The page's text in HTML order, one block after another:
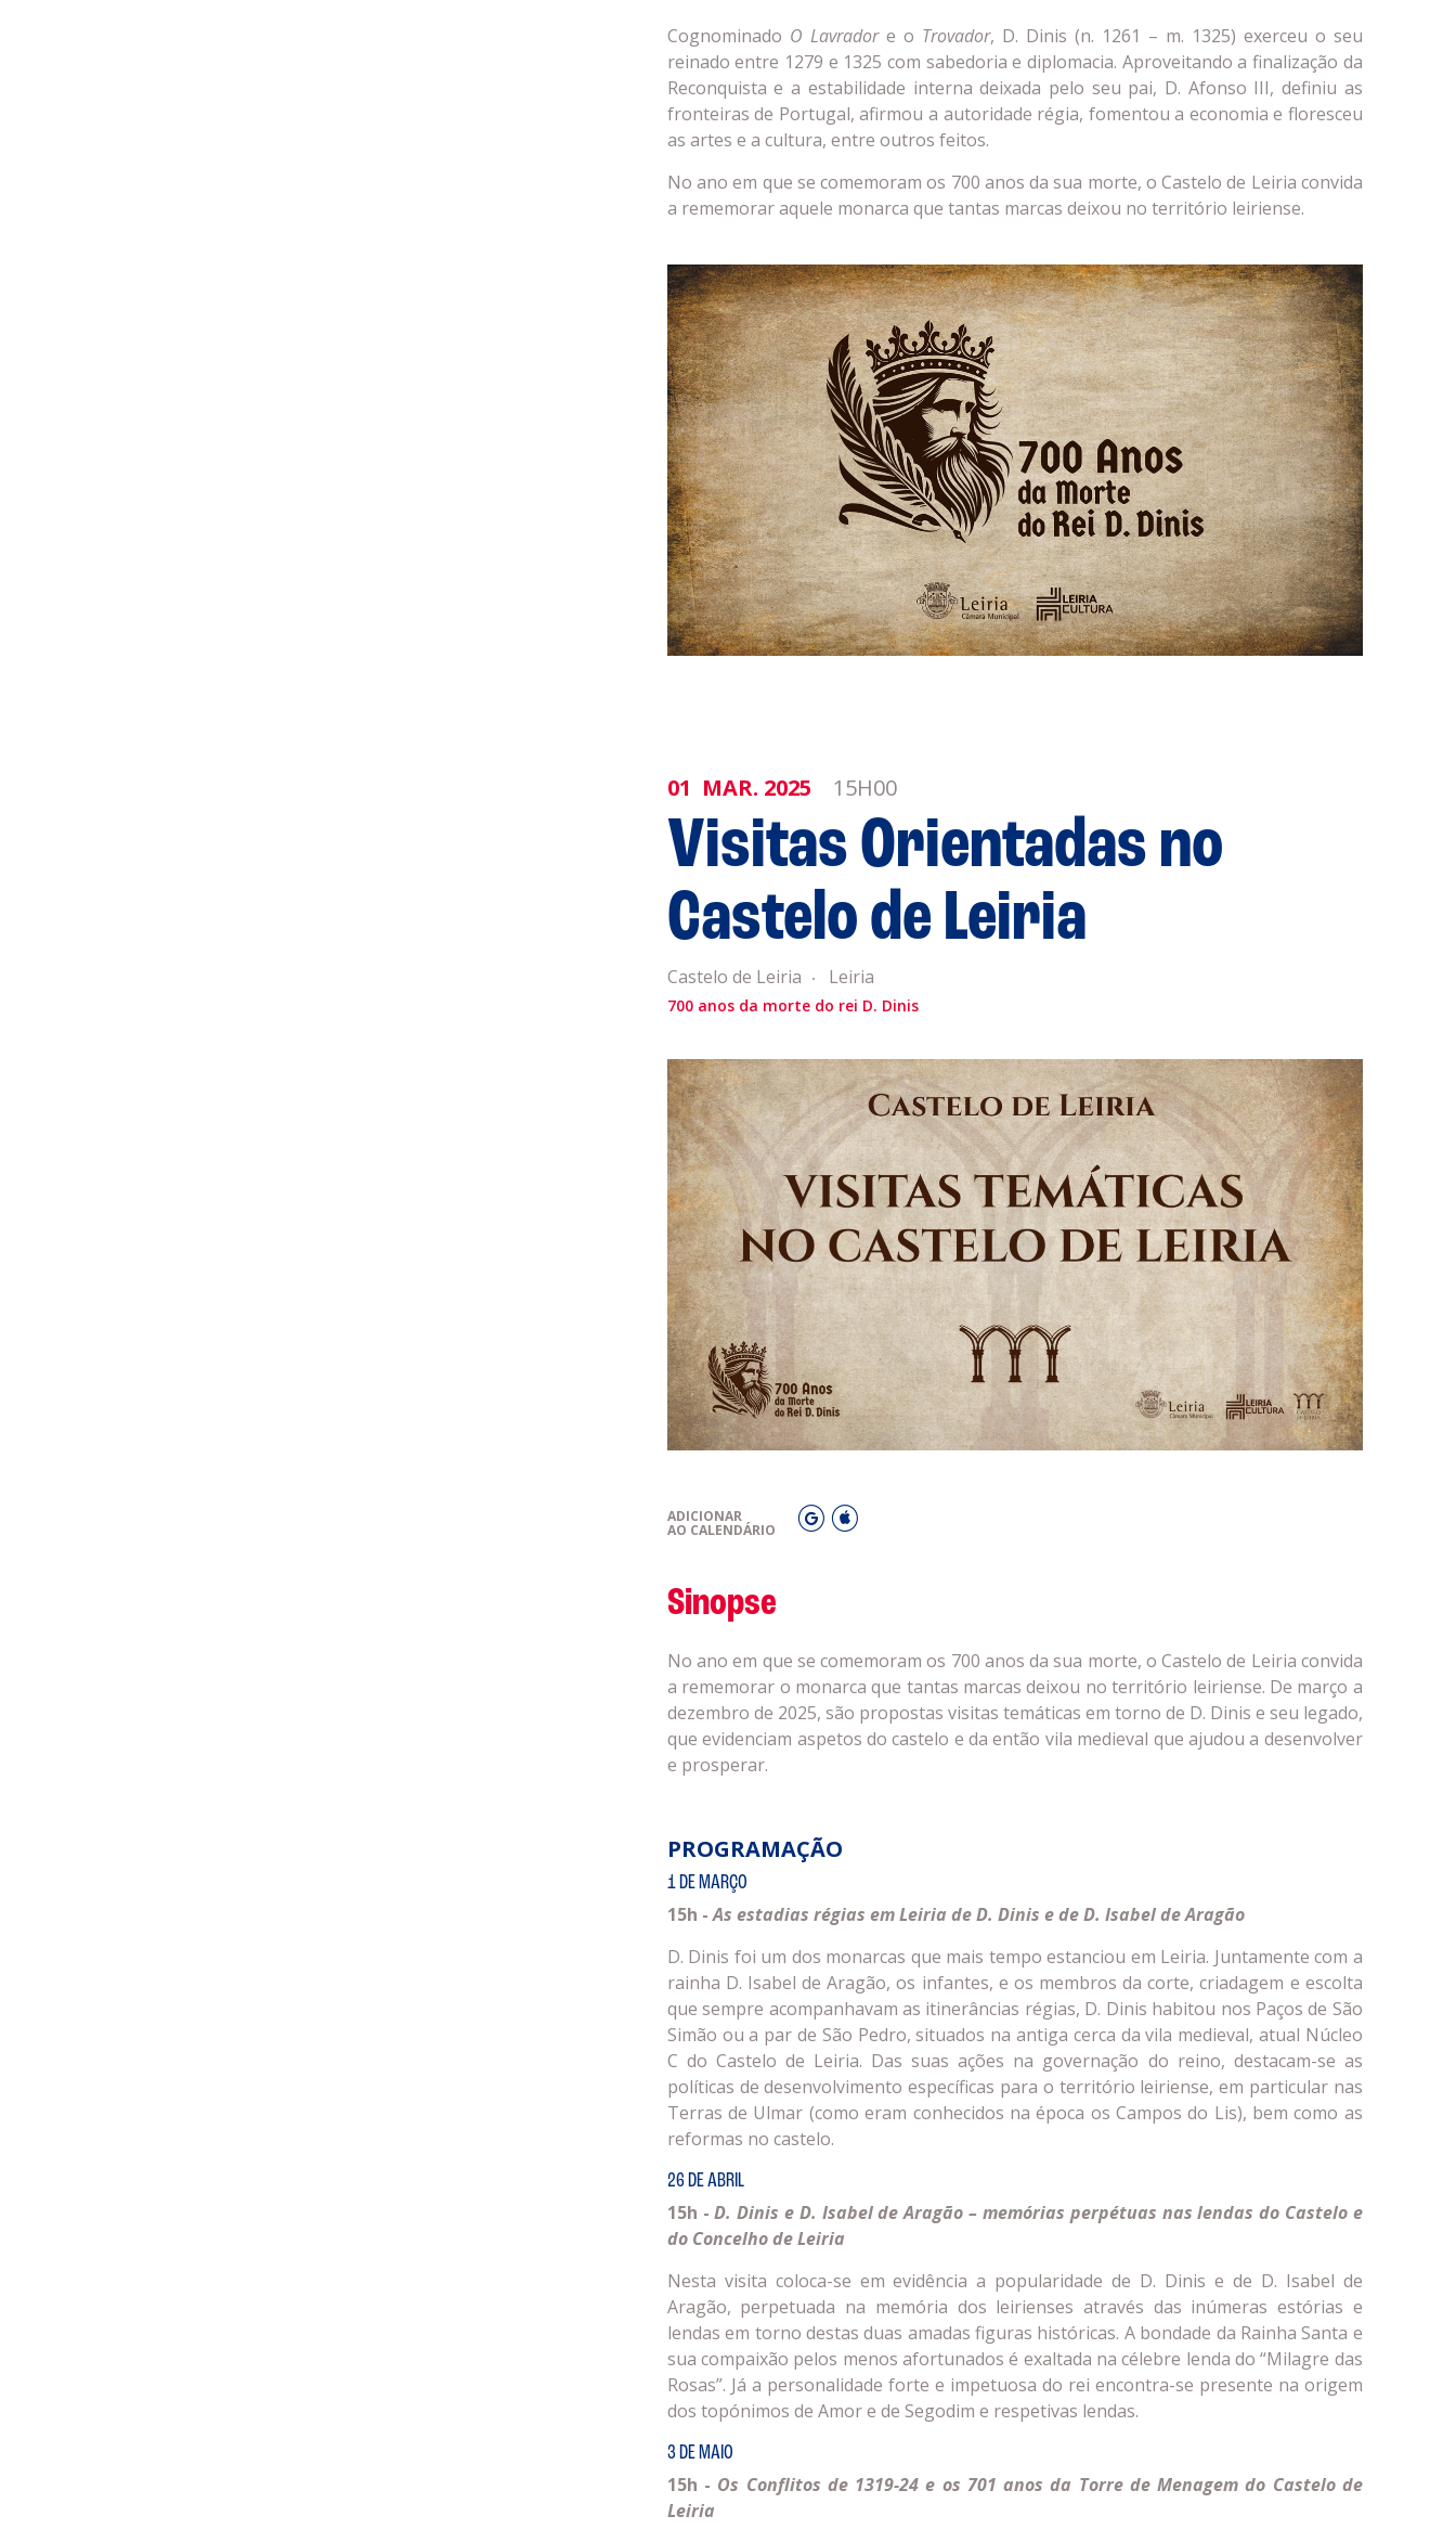
Cognominado O Lavrador e o Trovador, D. Dinis (n. 1261 – m. 1325) exerceu o seu
reinado entre 1279 e 1325 com sabedoria e diplomacia. Aproveitando a finalização da
Reconquista e a estabilidade interna deixada pelo seu pai, D. Afonso III, definiu as
fronteiras de Portugal, afirmou a autoridade régia, fomentou a economia e floresceu
as artes e a cultura, entre outros feitos.
No ano em que se comemoram os 700 anos da sua morte, o Castelo de Leiria convida
a rememorar aquele monarca que tantas marcas deixou no território leiriense.
01 MAR. 2025 15H00
Visitas Orientadas no
Castelo de Leiria
Castelo de Leiria Leiria
700 anos da morte do rei D. Dinis
ADICIONAR
AO CALENDÁRIO
Sinopse
No ano em que se comemoram os 700 anos da sua morte, o Castelo de Leiria convida
a rememorar o monarca que tantas marcas deixou no território leiriense. De março a
dezembro de 2025, são propostas visitas temáticas em torno de D. Dinis e seu legado,
que evidenciam aspetos do castelo e da então vila medieval que ajudou a desenvolver
e prosperar.
PROGRAMAÇÃO
1 DE MARÇO
15h -As estadias régias em Leiria de D. Dinis e de D. Isabel de Aragão
D. Dinis foi um dos monarcas que mais tempo estanciou em Leiria. Juntamente com a
rainha D. Isabel de Aragão, os infantes, e os membros da corte, criadagem e escolta
que sempre acompanhavam as itinerâncias régias, D. Dinis habitou nos Paços de São
Simão ou a par de São Pedro, situados na antiga cerca da vila medieval, atual Núcleo
C do Castelo de Leiria. Das suas ações na governação do reino, destacam-se as
políticas de desenvolvimento específicas para o território leiriense, em particular nas
Terras de Ulmar (como eram conhecidos na época os Campos do Lis), bem como as
reformas no castelo.
26 DE ABRIL
15h -D. Dinis e D. Isabel de Aragão – memórias perpétuas nas lendas do Castelo e
do Concelho de Leiria
Nesta visita coloca-se em evidência a popularidade de D. Dinis e de D. Isabel de
Aragão, perpetuada na memória dos leirienses através das inúmeras estórias e
lendas em torno destas duas amadas figuras históricas. A bondade da Rainha Santa e
sua compaixão pelos menos afortunados é exaltada na célebre lenda do “Milagre das
Rosas”. Já a personalidade forte e impetuosa do rei encontra-se presente na origem
dos topónimos de Amor e de Segodim e respetivas lendas.
3 DE MAIO
15h - Os Conflitos de 1319-24 e os 701 anos da Torre de Menagem do Castelo de
Leiria